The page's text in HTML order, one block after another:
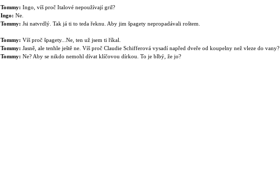
Tommy: Ingo, víš proč Italové nepoužívají gril?
Ingo: Ne.
Tommy: Jsi natvrdlý. Tak já ti to teda řeknu. Aby jim špagety nepropadávali roštem.
Tommy: Víš proč špagety...Ne, ten už jsem ti říkal.
Tommy: Jasně, ale tenhle ještě ne. Víš proč Claudie Schifferová vysadí napřed dveře od koupelny než vleze do vany?
Tommy: Ne? Aby se nikdo nemohl dívat klíčovou dírkou. To je blbý, že jo?